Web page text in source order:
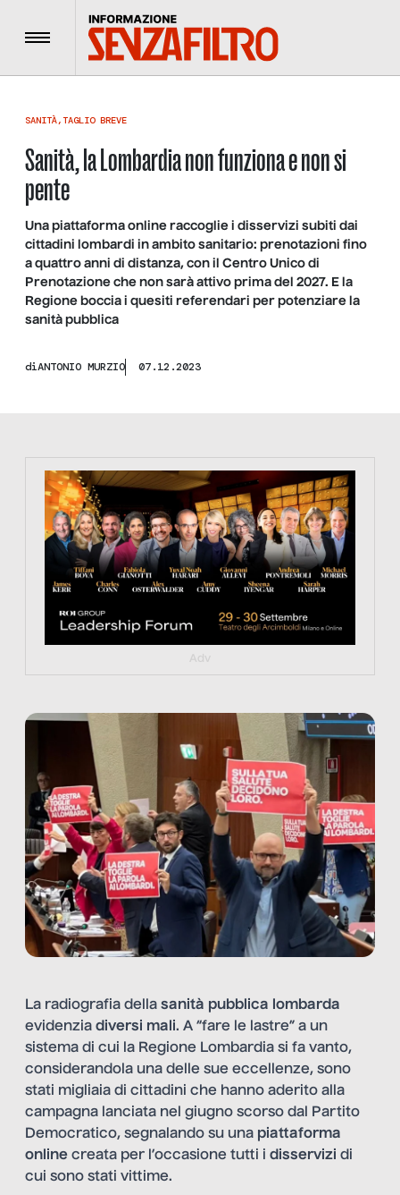
Menu
SANITÀ,TAGLIO BREVE
Sanità, la Lombardia non funziona e non si
pente
Una piattaforma online raccoglie i disservizi subiti dai
cittadini lombardi in ambito sanitario: prenotazioni fino
a quattro anni di distanza, con il Centro Unico di
Prenotazione che non sarà attivo prima del 2027. E la
Regione boccia i quesiti referendari per potenziare la
sanità pubblica
diANTONIO MURZIO 07.12.2023
https://tinyurl.com/363fvfm9
Adv
La radiografia della sanità pubblica lombarda
evidenzia diversi mali. A “fare le lastre” a un
sistema di cui la Regione Lombardia si fa vanto,
considerandola una delle sue eccellenze, sono
stati migliaia di cittadini che hanno aderito alla
campagna lanciata nel giugno scorso dal Partito
Democratico, segnalando su una piattaforma
online creata per l’occasione tutti i disservizi di
cui sono stati vittime.